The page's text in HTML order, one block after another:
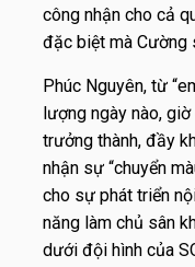
công nhận cho cả
đặc biệt mà Cường
Phúc Nguyên, từ
lượng ngày nào,
trưởng thành, đầy
nhận sự “chuyển
cho sự phát triển
năng làm chủ sân
dưới đội hình của